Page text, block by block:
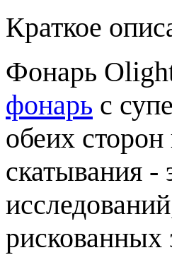
Краткое
Фонарь
фонарь c
обеих
скатывания -
рискованных